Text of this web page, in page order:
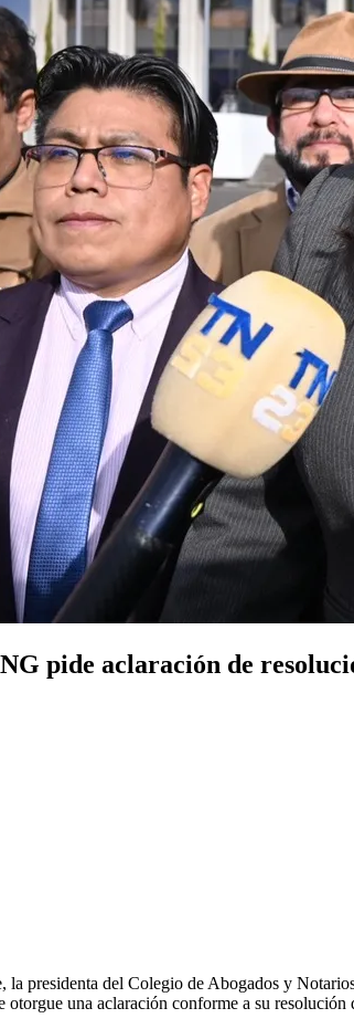
pide aclaración de
la presidenta del Colegio de Abogados y
otorgue una aclaración conforme a su